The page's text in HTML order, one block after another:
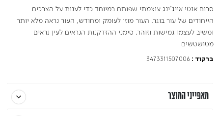
סרום אנטי אייג'ינג עוצמתי שפותח במיוחד כדי לענות על הצרכים
הייחודים של עור בוגר. העור מוזן לעומק ומחודש, העור נראה מלא יותר
ומשיב לעצמו גמישות וזוהר. סימני ההזדקנות הנראים לעין נראים
מטושטשים
ברקוד :3473311507006
מאפייני המוצר